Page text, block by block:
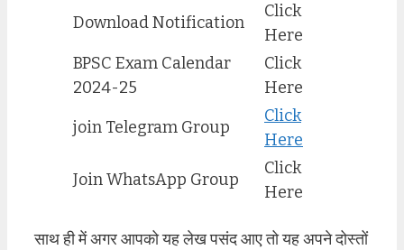
Download Notification
Click
Here
BPSC Exam Calendar
2024-25
Click
Here
join Telegram Group
Click
Here
Join WhatsApp Group
Click
Here
साथ ही में अगर आपको यह लेख पसंद आए तो यह अपने दोस्तों